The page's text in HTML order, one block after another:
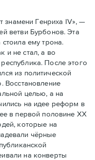
знамени Генриха IV», —
ветви Бурбонов. Эта
стоила ему трона.
и не стал, а во
После этого
из политической
Восстановление
целью, а на
на идее реформ в
в первой половине ХХ
которые на
чёрные
на конверты